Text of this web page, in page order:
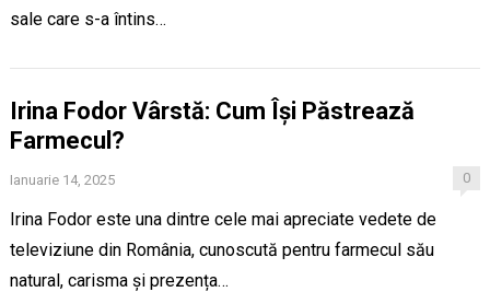
sale care s-a întins…
Irina Fodor Vârstă: Cum Își Păstrează
Farmecul?
Ianuarie 14, 2025 0
Irina Fodor este una dintre cele mai apreciate vedete de
televiziune din România, cunoscută pentru farmecul său
natural, carisma și prezența…